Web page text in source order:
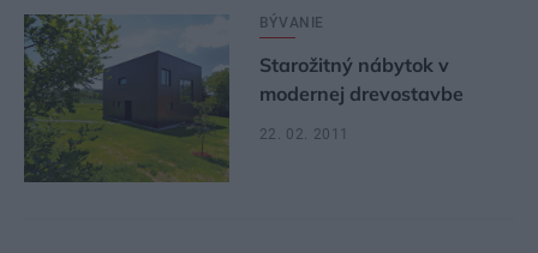
BÝVANIE
Starožitný nábytok v
modernej drevostavbe
22. 02. 2011